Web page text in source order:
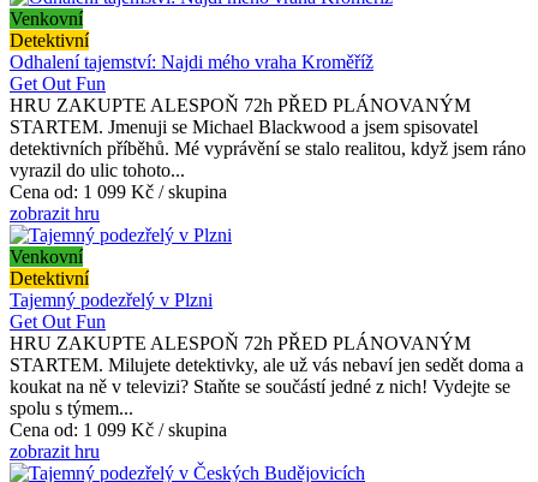
Venkovní
Detektivní
Odhalení tajemství: Najdi mého vraha Kroměříž
Get Out Fun
HRU ZAKUPTE ALESPOŇ 72h PŘED PLÁNOVANÝM
STARTEM. Jmenuji se Michael Blackwood a jsem spisovatel
detektivních příběhů. Mé vyprávění se stalo realitou, když jsem ráno
vyrazil do ulic tohoto...
Cena od: 1 099 Kč / skupina
zobrazit hru
Venkovní
Detektivní
Tajemný podezřelý v Plzni
Get Out Fun
HRU ZAKUPTE ALESPOŇ 72h PŘED PLÁNOVANÝM
STARTEM. Milujete detektivky, ale už vás nebaví jen sedět doma a
koukat na ně v televizi? Staňte se součástí jedné z nich! Vydejte se
spolu s týmem...
Cena od: 1 099 Kč / skupina
zobrazit hru